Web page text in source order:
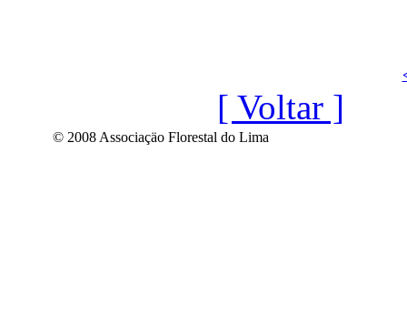
[ Voltar ]
© 2008 Associaçäo Florestal do Lima